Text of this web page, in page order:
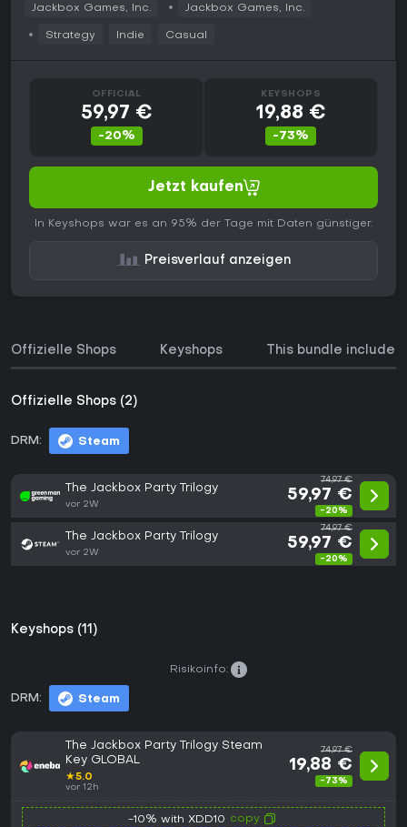
Jackbox Games, Inc. Jackbox Games, Inc.
Strategy Indie Casual
OFFICIAL
59,97 €
-20%
KEYSHOPS
19,88 €
-73%
Jetzt kaufen
In Keyshops war es an 95% der Tage mit Daten günstiger.
Preisverlauf anzeigen
Offizielle Shops Keyshops This bundle includes
Offizielle Shops (2)
DRM: Steam
The Jackbox Party Trilogy
vor 2W
74,97 €
59,97 €
-20%
The Jackbox Party Trilogy
vor 2W
74,97 €
59,97 €
-20%
Keyshops (11)
DRM: Steam
Risikoinfo:
The Jackbox Party Trilogy Steam
Key GLOBAL
★5.0
vor 12h
74,97 €
19,88 €
-73%
-10% with XDD10 copy